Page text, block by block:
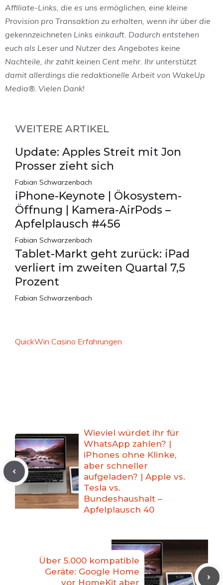
Affiliate-Links, die es uns ermöglichen, eine kleine
Provision pro Transaktion zu erhalten, wenn ihr über die
gekennzeichneten Links einkauft. Dadurch entstehen
euch als Leser und Nutzer des Angebotes keine
Nachteile, ihr zahlt keinen Cent mehr. Ihr unterstützt
damit allerdings die redaktionelle Arbeit von WakeUp
Media®. Vielen Dank!
WEITERE ARTIKEL
Update: Apples Streit mit Jon
Prosser zieht sich
Fabian Schwarzenbach
iPhone-Keynote | Ökosystem-
Öffnung | Kamera-AirPods –
Apfelplausch #456
Fabian Schwarzenbach
Tablet-Markt geht zurück: iPad
verliert im zweiten Quartal 7,5
Prozent
Fabian Schwarzenbach
QuickWin Casino Erfahrungen
Wieviel würdet ihr für
WhatsApp zahlen? |
iPhones ohne Klinke,
aber schneller
aufgeladen? | Apple vs.
Tesla vs.
Bundeshaushalt –
Apfelplausch 40
Über 5.000 kompatible
Geräte: Google Home
vor HomeKit aber